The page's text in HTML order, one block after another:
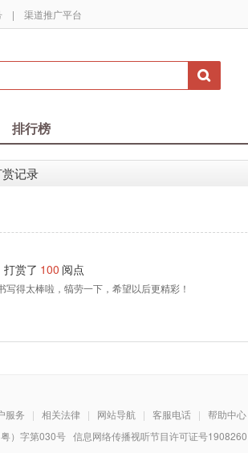
| 渠道推广平台
排行榜
记录
打赏了 100 阅点
写得太棒啦，犒劳一下，希望以后更精彩！
服务 | 相关法律 | 网站导航 | 客服电话 | 帮助中心
）字第030号 信息网络传播视听节目许可证号